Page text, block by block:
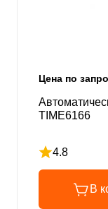
Цена по
TIME6166
4.8
Рейтинг 4.8
В